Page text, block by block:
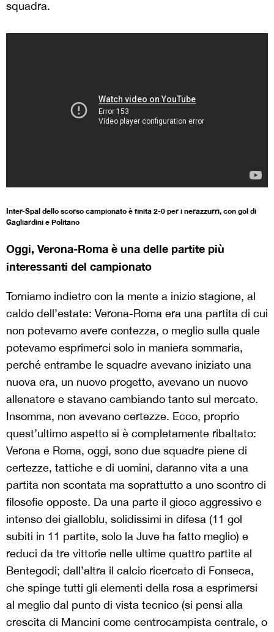
squadra.
Inter-Spal dello scorso campionato è finita 2-0 per i nerazzurri, con gol di
Gagliardini e Politano
Oggi, Verona-Roma è una delle partite più
interessanti del campionato
Torniamo indietro con la mente a inizio stagione, al
caldo dell’estate: Verona-Roma era una partita di cui
non potevamo avere contezza, o meglio sulla quale
potevamo esprimerci solo in maniera sommaria,
perché entrambe le squadre avevano iniziato una
nuova era, un nuovo progetto, avevano un nuovo
allenatore e stavano cambiando tanto sul mercato.
Insomma, non avevano certezze. Ecco, proprio
quest’ultimo aspetto si è completamente ribaltato:
Verona e Roma, oggi, sono due squadre piene di
certezze, tattiche e di uomini, daranno vita a una
partita non scontata ma soprattutto a uno scontro di
filosofie opposte. Da una parte il gioco aggressivo e
intenso dei gialloblu, solidissimi in difesa (11 gol
subiti in 11 partite, solo la Juve ha fatto meglio) e
reduci da tre vittorie nelle ultime quattro partite al
Bentegodi; dall’altra il calcio ricercato di Fonseca,
che spinge tutti gli elementi della rosa a esprimersi
al meglio dal punto di vista tecnico (si pensi alla
crescita di Mancini come centrocampista centrale, o